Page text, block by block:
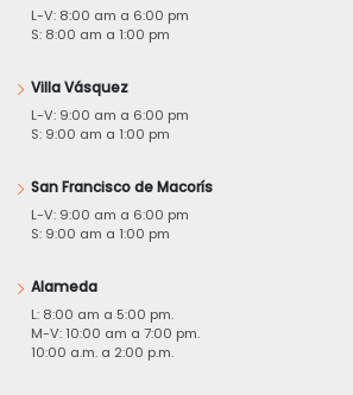
L-V: 8:00 am a 6:00 pm
S: 8:00 am a 1:00 pm
Villa Vásquez
L-V: 9:00 am a 6:00 pm
S: 9:00 am a 1:00 pm
San Francisco de Macorís
L-V: 9:00 am a 6:00 pm
S: 9:00 am a 1:00 pm
Alameda
L: 8:00 am a 5:00 pm.
M-V: 10:00 am a 7:00 pm.
10:00 a.m. a 2:00 p.m.